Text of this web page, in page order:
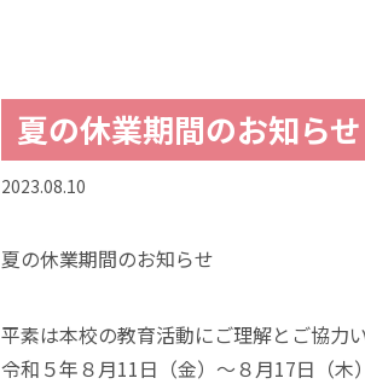
夏の休業期間のお知らせ
2023.08.10
夏の休業期間のお知らせ
平素は本校の教育活動にご理解とご協力
令和５年８月11日（金）～８月17日（木